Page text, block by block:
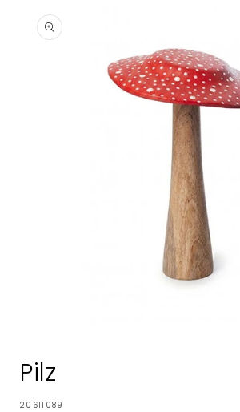
Modal
öffnen
Pilz
SKU:
20611089